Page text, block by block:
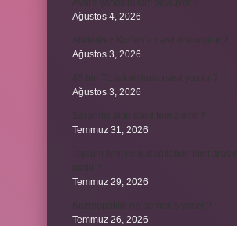
Ağustos 4, 2026
Ağustos 3, 2026
Ağustos 3, 2026
Temmuz 31, 2026
Temmuz 29, 2026
Temmuz 26, 2026